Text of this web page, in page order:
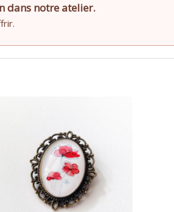
dans notre atelier.